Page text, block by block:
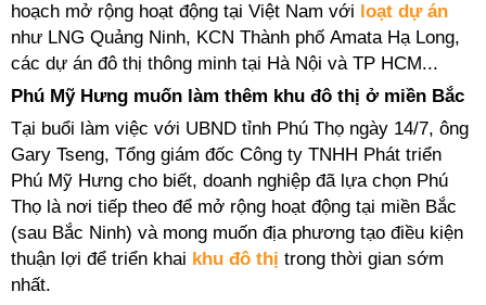
hoạch mở rộng hoạt động tại Việt Nam với loạt dự án
như LNG Quảng Ninh, KCN Thành phố Amata Hạ Long,
các dự án đô thị thông minh tại Hà Nội và TP HCM...
Phú Mỹ Hưng muốn làm thêm khu đô thị ở miền Bắc
Tại buổi làm việc với UBND tỉnh Phú Thọ ngày 14/7, ông
Gary Tseng, Tổng giám đốc Công ty TNHH Phát triển
Phú Mỹ Hưng cho biết, doanh nghiệp đã lựa chọn Phú
Thọ là nơi tiếp theo để mở rộng hoạt động tại miền Bắc
(sau Bắc Ninh) và mong muốn địa phương tạo điều kiện
thuận lợi để triển khai khu đô thị trong thời gian sớm
nhất.